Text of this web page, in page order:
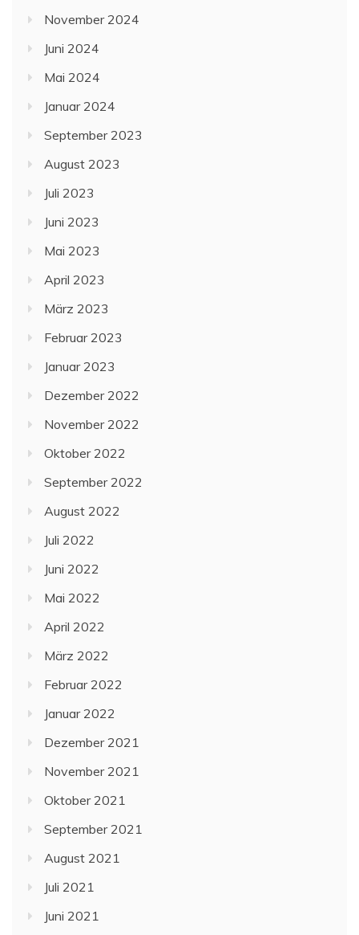
November 2024
Juni 2024
Mai 2024
Januar 2024
September 2023
August 2023
Juli 2023
Juni 2023
Mai 2023
April 2023
März 2023
Februar 2023
Januar 2023
Dezember 2022
November 2022
Oktober 2022
September 2022
August 2022
Juli 2022
Juni 2022
Mai 2022
April 2022
März 2022
Februar 2022
Januar 2022
Dezember 2021
November 2021
Oktober 2021
September 2021
August 2021
Juli 2021
Juni 2021